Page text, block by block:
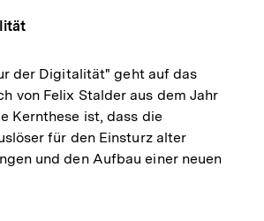
der Digitalität" geht auf das
von Felix Stalder aus dem Jahr
Kernthese ist, dass die
für den Einsturz alter
und den Aufbau einer neuen